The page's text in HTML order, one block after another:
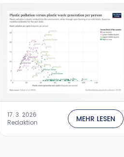
17. 3. 2026
Redaktion
MEHR LESEN